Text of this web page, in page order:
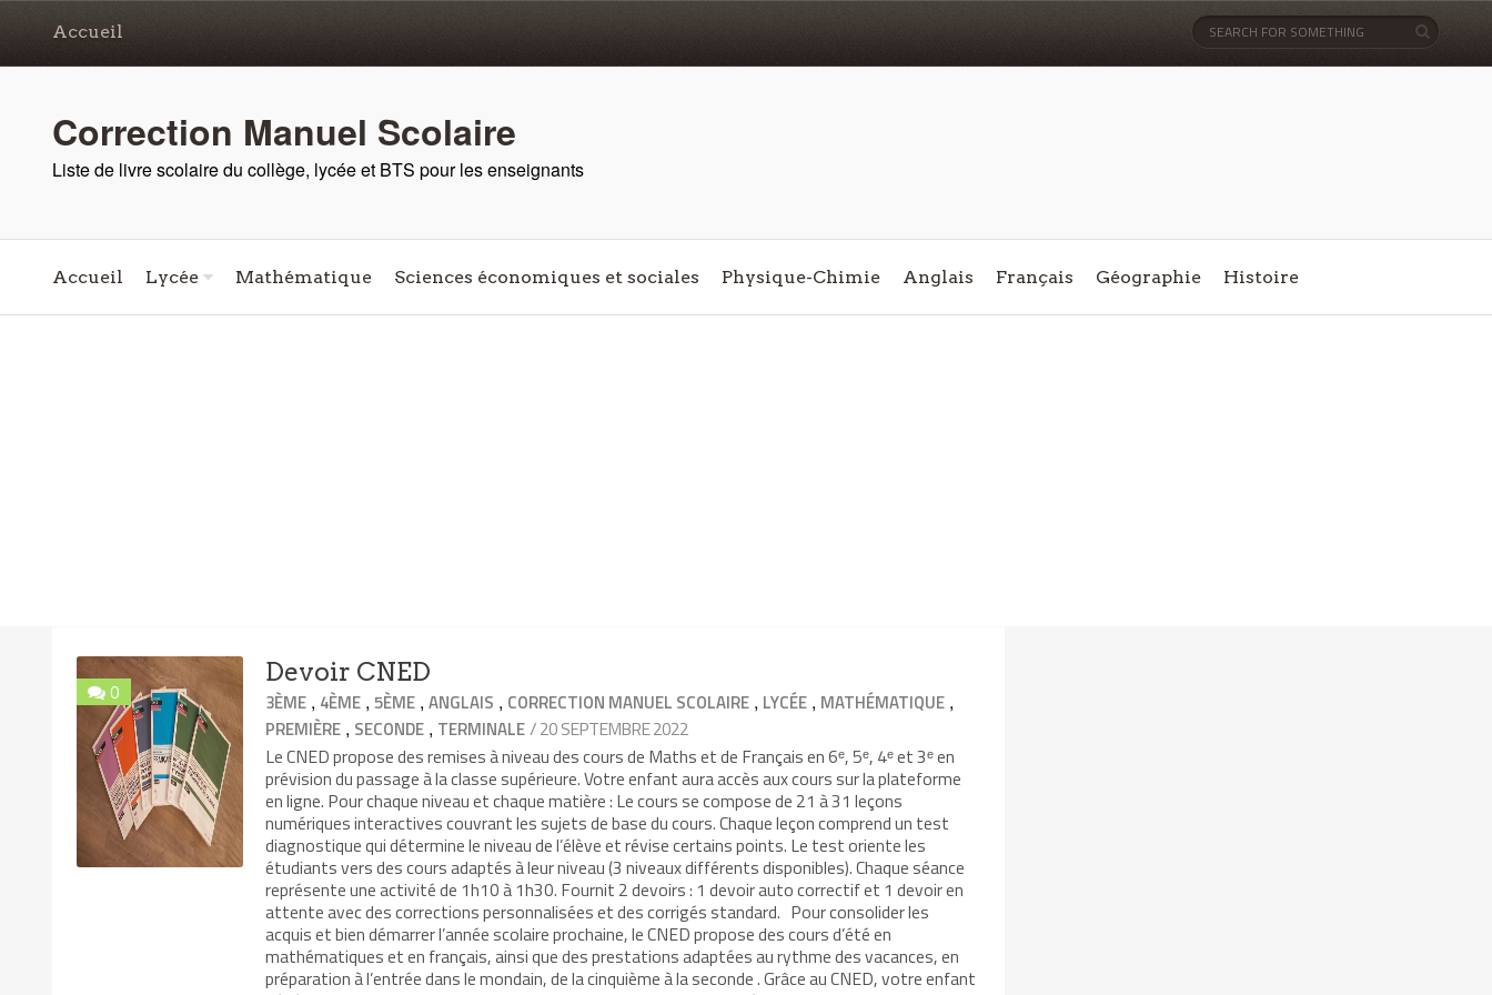
Accueil
Correction Manuel Scolaire
Liste de livre scolaire du collège, lycée et BTS pour les enseignants
Accueil Lycée Mathématique Sciences économiques et sociales Physique-Chimie Anglais Français Géographie Histoire
0
Devoir CNED
3ÈME , 4ÈME ,5ÈME ,ANGLAIS , CORRECTION MANUEL SCOLAIRE , LYCÉE , MATHÉMATIQUE ,
PREMIÈRE , SECONDE , TERMINALE/ 20 SEPTEMBRE 2022
Le CNED propose des remises à niveau des cours de Maths et de Français en 6ᵉ, 5ᵉ, 4ᵉ et 3ᵉ en
prévision du passage à la classe supérieure. Votre enfant aura accès aux cours sur la plateforme
en ligne. Pour chaque niveau et chaque matière : Le cours se compose de 21 à 31 leçons
numériques interactives couvrant les sujets de base du cours. Chaque leçon comprend un test
diagnostique qui détermine le niveau de l’élève et révise certains points. Le test oriente les
étudiants vers des cours adaptés à leur niveau (3 niveaux différents disponibles). Chaque séance
représente une activité de 1h10 à 1h30. Fournit 2 devoirs : 1 devoir auto correctif et 1 devoir en
attente avec des corrections personnalisées et des corrigés standard. Pour consolider les
acquis et bien démarrer l’année scolaire prochaine, le CNED propose des cours d’été en
mathématiques et en français, ainsi que des prestations adaptées au rythme des vacances, en
préparation à l’entrée dans le mondain, de la cinquième à la seconde . Grâce au CNED, votre enfant